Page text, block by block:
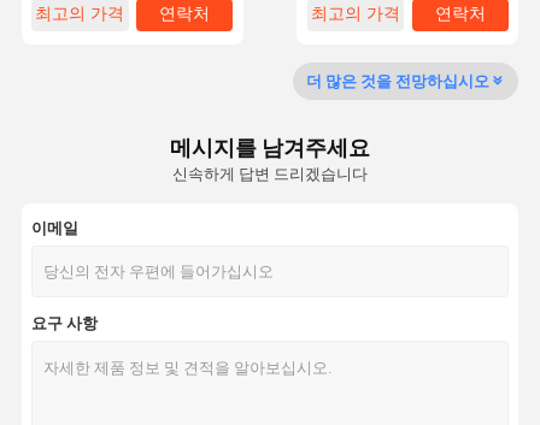
공장 투어 품질 관리 뉴스
트럭 휠 볼트
트럭 휠 너트
휠 스터드
최고의 가격
연락처
최고의 가격
연락처
더 많은 것을 전망하십시오
메시지를 남겨주세요
신속하게 답변 드리겠습니다
이메일
요구 사항